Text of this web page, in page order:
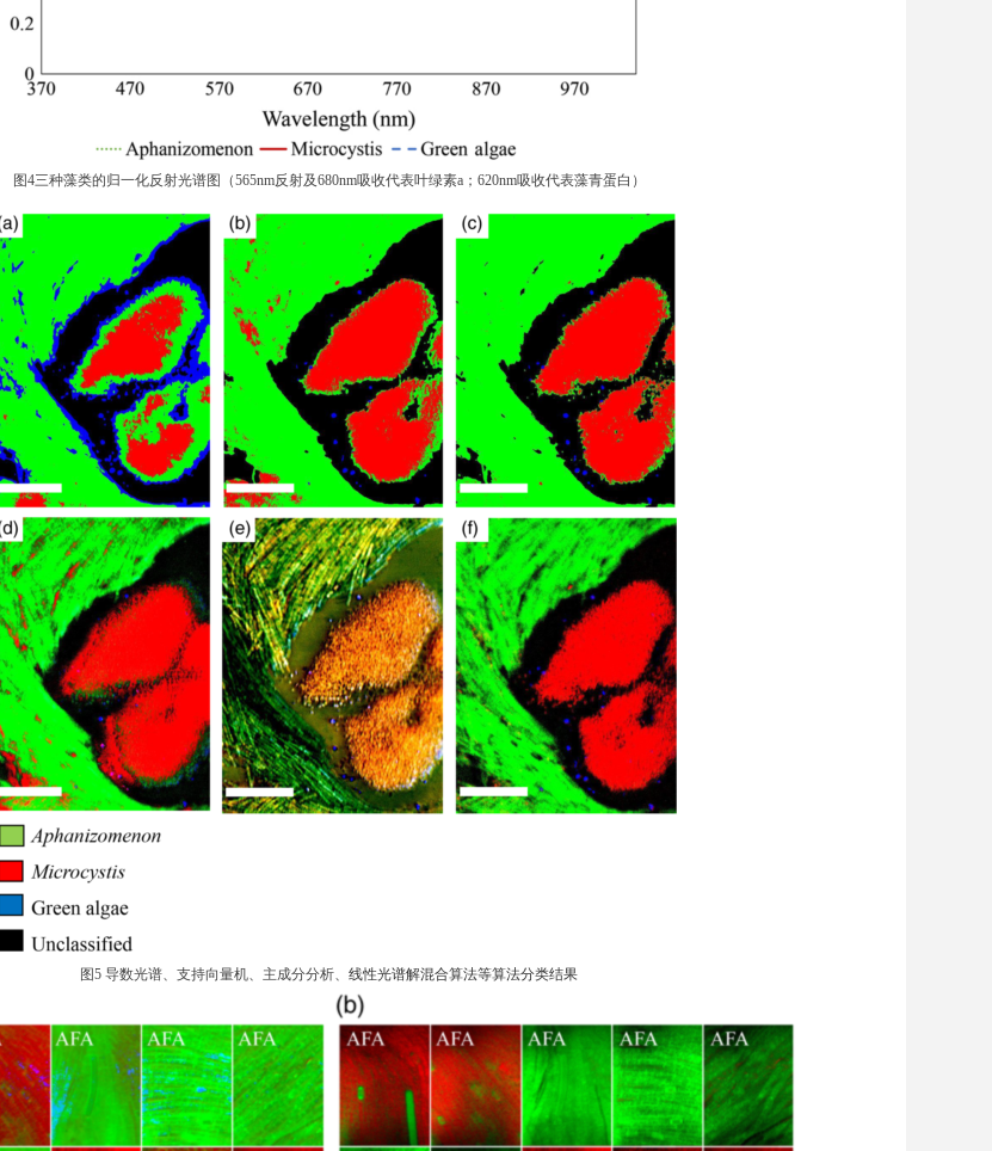
图4三种藻类的归一化反射光谱图（565nm反射及680nm吸收代表叶绿素a；620nm吸收代表藻青蛋白）
图5 导数光谱、支持向量机、主成分分析、 线性光谱解混合算法等算法分类结果